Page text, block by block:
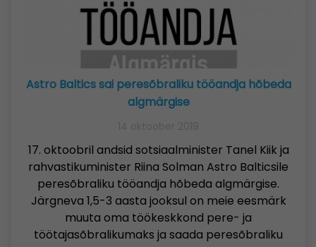
Astro Baltics sai peresõbraliku tööandja hõbeda
algmärgise
17. oktoobril andsid sotsiaalminister Tanel Kiik ja
rahvastikuminister Riina Solman Astro Balticsile
peresõbraliku tööandja hõbeda algmärgise.
Järgneva 1,5-3 aasta jooksul on meie eesmärk
muuta oma töökeskkond pere- ja
töötajasõbralikumaks ja saada peresõbraliku